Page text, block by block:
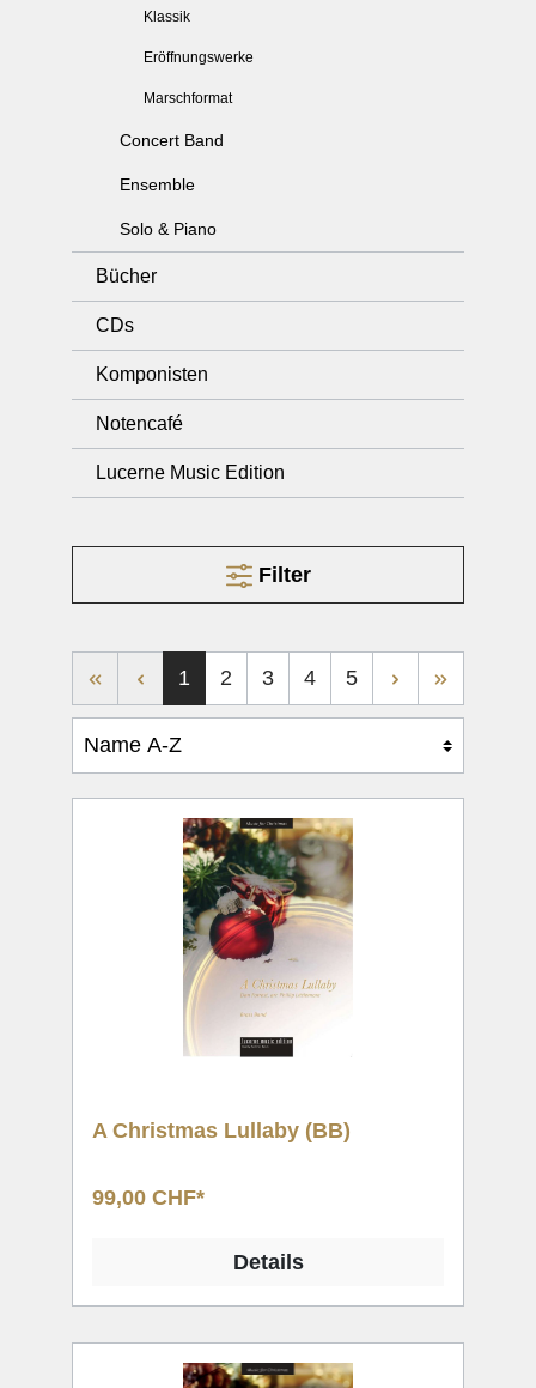
Klassik
Eröffnungswerke
Marschformat
Concert Band
Ensemble
Solo & Piano
Bücher
CDs
Komponisten
Notencafé
Lucerne Music Edition
Filter
1 2 3 4 5
A Christmas Lullaby (BB)
99,00 CHF*
Details